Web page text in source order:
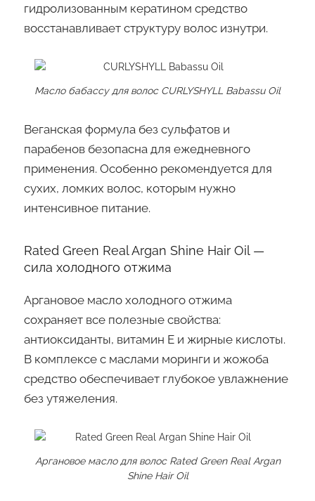
гидролизованным кератином средство
восстанавливает структуру волос изнутри.
Масло бабассу для волос CURLYSHYLL Babassu Oil
Веганская формула без сульфатов и
парабенов безопасна для ежедневного
применения. Особенно рекомендуется для
сухих, ломких волос, которым нужно
интенсивное питание.
Rated Green Real Argan Shine Hair Oil —
сила холодного отжима
Аргановое масло холодного отжима
сохраняет все полезные свойства:
антиоксиданты, витамин E и жирные кислоты.
В комплексе с маслами моринги и жожоба
средство обеспечивает глубокое увлажнение
без утяжеления.
Аргановое масло для волос Rated Green Real Argan
Shine Hair Oil